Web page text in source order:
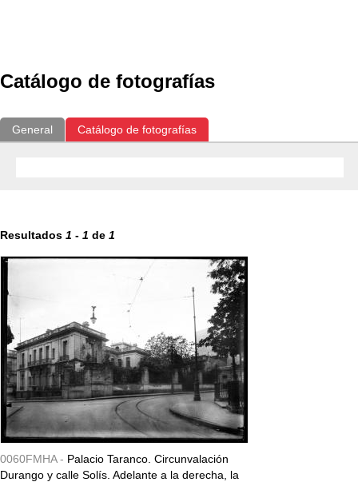
Catálogo de fotografías
General Catálogo de fotografías
Resultados 1 - 1 de 1
0060FMHA - Palacio Taranco. Circunvalación
Durango y calle Solís. Adelante a la derecha, la